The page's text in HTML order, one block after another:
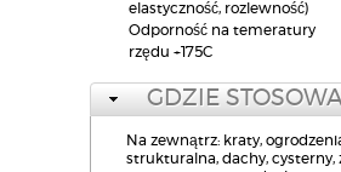
Odnawia zardzewiałe
powierzchnie
Doskonały do środowisk
Odporna na ataki chemiczne.
Łatwa aplikacja.
Chroni przed korozją.
Bardzo dobre właściwości